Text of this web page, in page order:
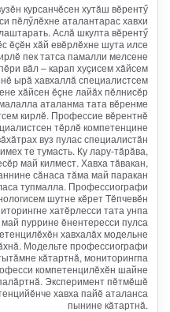
курсанчĕсен хутăш вĕрентӳ
пĕлӳлĕхне аталантарас хавхи
Аслă шкулта вĕрентӳ
ĕçĕн хăй евĕрлĕхне шута илсе
пек татса памалли мелсене
вăл – карап хуçисем хăйсем
ырă хавхаллă специалистсем
хăйсен ĕçне лайăх пĕлнисĕр
аталанма тата вĕренме
кирлĕ. Профессие вĕрентнĕ
тĕрлĕ компетенцине
вуз пулас специалистăн
те тумасть. Ку лару-тăрăва,
май килмест. Хавха тăвакан,
сăнаса тăма май паракан
тупмалла. Профессиографи
шутне кĕрет Тĕпчевĕн
хатĕрлесси тата унпа
пуррине ĕнентересси пулса
хавхалăх модельне
Модельте профессиографи
кăтартнă, мониторингпа
компетенцилĕхĕн шайне
Эксперимент пĕтмĕшĕ
хавха пайĕ аталанса
пынине кăтартнă.